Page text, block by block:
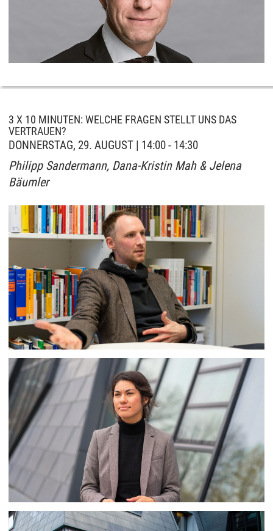
3 X 10 MINUTEN: WELCHE FRAGEN STELLT UNS DAS
VERTRAUEN?
DONNERSTAG, 29. AUGUST | 14:00 - 14:30
Philipp Sandermann, Dana-Kristin Mah & Jelena
Bäumler